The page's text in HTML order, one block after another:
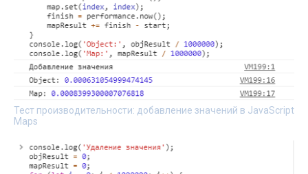
Тест производительности: добавление значений в JavaScript
Maps